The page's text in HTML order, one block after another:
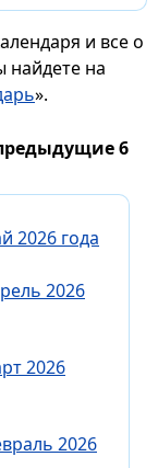
и все о
на
».
6
2026 года
2026
2026
2026